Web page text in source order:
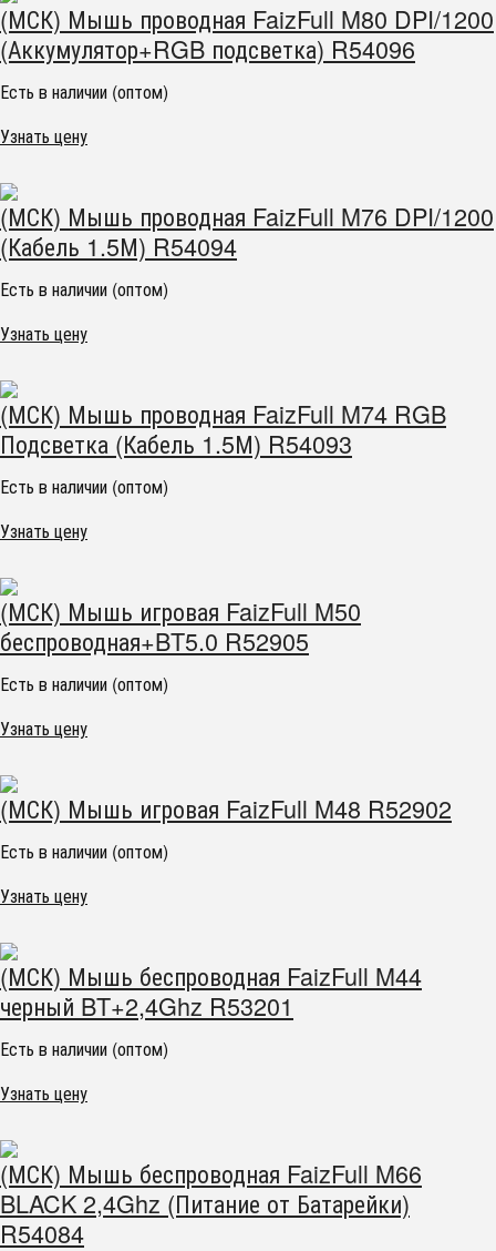
(МСК) Мышь проводная FaizFull M80 DPI/1200
(Аккумулятор+RGB подсветка) R54096
Есть в наличии (оптом)
Узнать цену
(МСК) Мышь проводная FaizFull M76 DPI/1200
(Кабель 1.5М) R54094
Есть в наличии (оптом)
Узнать цену
(МСК) Мышь проводная FaizFull M74 RGB
Подсветка (Кабель 1.5М) R54093
Есть в наличии (оптом)
Узнать цену
(МСК) Мышь игровая FaizFull M50
беспроводная+BT5.0 R52905
Есть в наличии (оптом)
Узнать цену
(МСК) Мышь игровая FaizFull M48 R52902
Есть в наличии (оптом)
Узнать цену
(МСК) Мышь беспроводная FaizFull M44
черный BT+2,4Ghz R53201
Есть в наличии (оптом)
Узнать цену
(МСК) Мышь беспроводная FaizFull M66
BLACK 2,4Ghz (Питание от Батарейки)
R54084